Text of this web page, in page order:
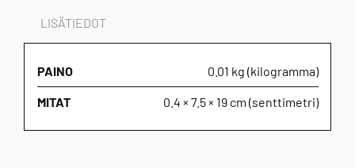
LISÄTIEDOT
PAINO 0.01 kg (kilogramma)
MITAT 0.4 × 7.5 × 19 cm (senttimetri)